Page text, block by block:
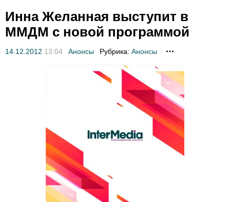
Инна Желанная выступит в
ММДМ с новой программой
14.12.2012 13:04 Анонсы Рубрика: Анонсы